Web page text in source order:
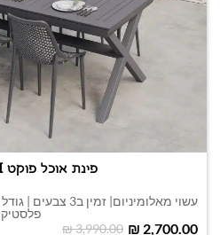
פינת אוכל פוקט MEDIUM
פלסטיק
₪3,990.00 ₪ 2,700.00